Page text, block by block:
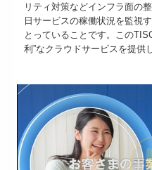
リティ対策などインフラ面の
日サービスの稼働状況を監視
とっていることです。この
利”なクラウドサービスを提供